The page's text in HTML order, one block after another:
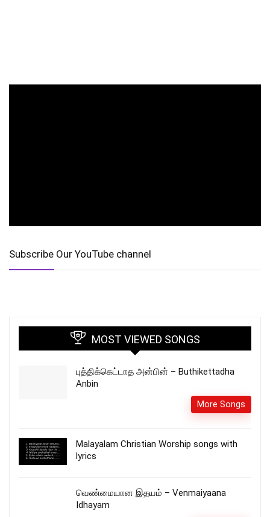
Subscribe Our YouTube channel
MOST VIEWED SONGS
புத்திக்கெட்டாத அன்பின் – Buthikettadha
Anbin
More Songs
Malayalam Christian Worship songs with
lyrics
வெண்மையான இதயம் – Venmaiyaana
Idhayam